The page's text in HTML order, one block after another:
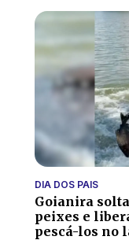
DIA DOS PAIS
Goianira
peixes e
pescá-los no